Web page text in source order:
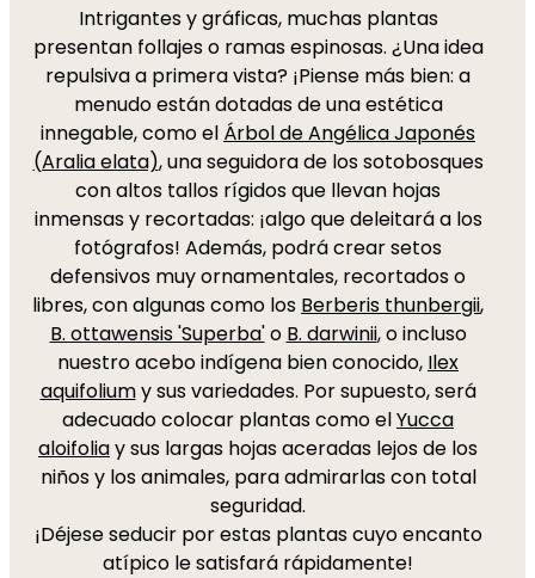
Intrigantes y gráficas, muchas plantas
presentan follajes o ramas espinosas. ¿Una idea
repulsiva a primera vista? ¡Piense más bien: a
menudo están dotadas de una estética
innegable, como el Árbol de Angélica Japonés
(Aralia elata), una seguidora de los sotobosques
con altos tallos rígidos que llevan hojas
inmensas y recortadas: ¡algo que deleitará a los
fotógrafos! Además, podrá crear setos
defensivos muy ornamentales, recortados o
libres, con algunas como los Berberis thunbergii,
B. ottawensis 'Superba'o B. darwinii, o incluso
nuestro acebo indígena bien conocido, Ilex
aquifoliumy sus variedades. Por supuesto, será
adecuado colocar plantas como elYucca
aloifoliay sus largas hojas aceradas lejos de los
niños y los animales, para admirarlas con total
seguridad.
¡Déjese seducir por estas plantas cuyo encanto
atípico le satisfará rápidamente!